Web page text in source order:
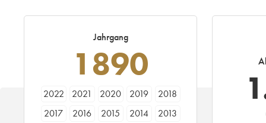
Jahrgang
1890
2022 2021 2020 2019
2018
2017
2016 2015 2014
2013